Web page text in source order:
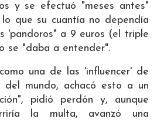
y se efectuó "meses antes"
que su cuantía no dependía
'pandoros" a 9 euros (el triple
se "daba a entender".
una de las 'influencer' de
del mundo, achacó esto a un
pidió perdón y, aunque
la multa, avanzó una